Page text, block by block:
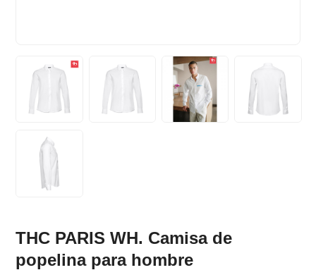
THC PARIS WH. Camisa de
popelina para hombre